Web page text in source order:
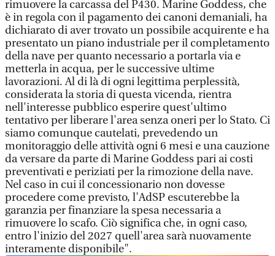
rimuovere la carcassa del P430. Marine Goddess, che
è in regola con il pagamento dei canoni demaniali, ha
dichiarato di aver trovato un possibile acquirente e ha
presentato un piano industriale per il completamento
della nave per quanto necessario a portarla via e
metterla in acqua, per le successive ultime
lavorazioni. Al di là di ogni legittima perplessità,
considerata la storia di questa vicenda, rientra
nell'interesse pubblico esperire quest'ultimo
tentativo per liberare l'area senza oneri per lo Stato. Ci
siamo comunque cautelati, prevedendo un
monitoraggio delle attività ogni 6 mesi e una cauzione
da versare da parte di Marine Goddess pari ai costi
preventivati e periziati per la rimozione della nave.
Nel caso in cui il concessionario non dovesse
procedere come previsto, l'AdSP escuterebbe la
garanzia per finanziare la spesa necessaria a
rimuovere lo scafo. Ciò significa che, in ogni caso,
entro l'inizio del 2027 quell'area sarà nuovamente
interamente disponibile".